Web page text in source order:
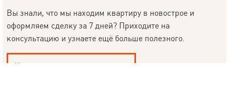
Вы знали, что мы находим квартиру в новострое и
оформляем сделку за 7 дней? Приходите на
консультацию и узнаете ещё больше полезного.
Купить квартиру в новострое
© 2019 – 2026 Valion real estate. Все права защищены.
компаниями